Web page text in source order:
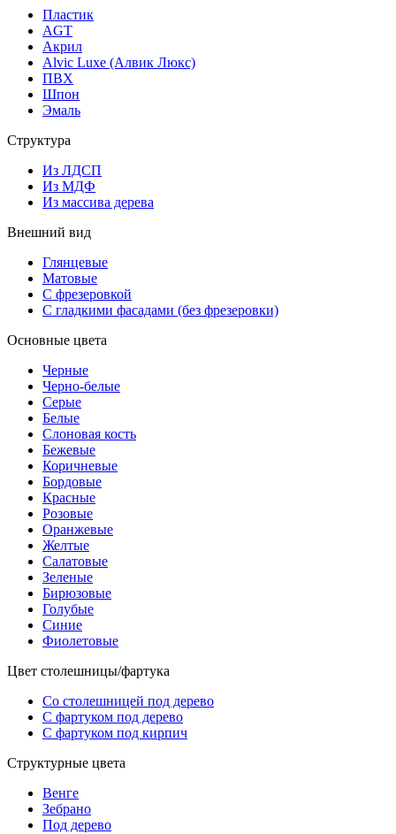
Пластик
AGT
Акрил
Alvic Luxe (Алвик Люкс)
ПВХ
Шпон
Эмаль
Структура
Из ЛДСП
Из МДФ
Из массива дерева
Внешний вид
Глянцевые
Матовые
С фрезеровкой
С гладкими фасадами (без фрезеровки)
Основные цвета
Черные
Черно-белые
Серые
Белые
Слоновая кость
Бежевые
Коричневые
Бордовые
Красные
Розовые
Оранжевые
Желтые
Салатовые
Зеленые
Бирюзовые
Голубые
Синие
Фиолетовые
Цвет столешницы/фартука
Со столешницей под дерево
С фартуком под дерево
С фартуком под кирпич
Структурные цвета
Венге
Зебрано
Под дерево